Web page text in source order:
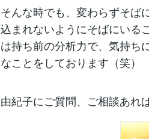
そんな時でも、変わらずそば
込まれないようにそばにいる
は持ち前の分析力で、気持ち
なことをしております（笑）
由紀子にご質問、ご相談あれ